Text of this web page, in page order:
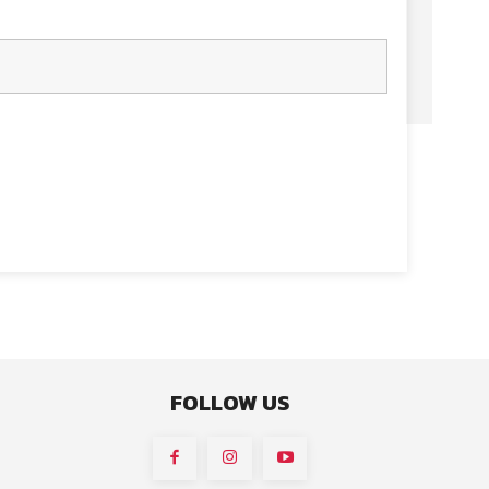
FOLLOW US